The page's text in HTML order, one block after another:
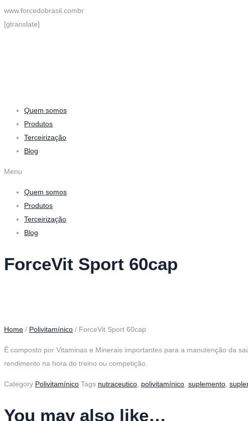
www.forcedobrasil.combr
[gtranslate]
Quem somos
Produtos
Terceirização
Blog
Menu
Quem somos
Produtos
Terceirização
Blog
ForceVit Sport 60cap
Home / Polivitamínico / ForceVit Sport 60cap
É composto por Vitaminas e Minerais importantes para a manutenção da
rendimento na hora do treino ou competição.
Category Polivitamínico Tags nutraceutico polivitamínico suplemento
You may also like…